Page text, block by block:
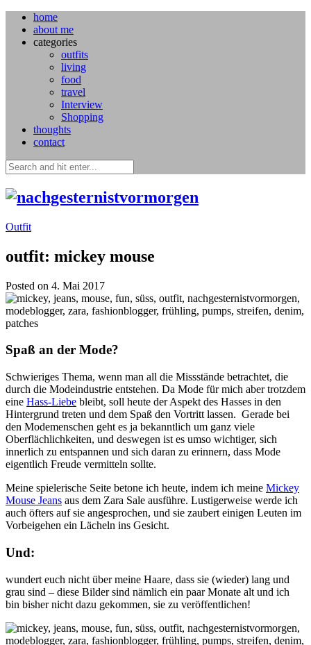
home
about me
categories
outfits
living
food
travel
Interview
Shopping
thoughts
contact
Outfit
outfit: mickey mouse
Posted on 4. Mai 2017
Spaß an der Mode?
Schwieriges Thema, wenn man all die Missstände betrachtet, die
durch die Modeindustrie entstehen. Da Mode für mich aber trotzdem
eine Hass-Liebe bleibt, soll heute der Aspekt des Hasses in den
Hintergrund treten und dem Spaß den Vortritt lassen. Gerade bei
den Modemenschen geht es ja bekanntlich um ganz viele
Oberflächlichkeiten, und deswegen ist es umso wichtiger, sich
innerlich zu entspannen und sich daran zu erinnern, dass Mode
eigentlich Freude vermitteln sollte.
Meine spielerische Seite betone ich heute, indem ich meine Mickey
Mouse Jeans aus dem Zara Sale ausführe. Lustigerweise werde ich
auch öfters auf sie angesprochen, und sie zaubert einigen Leuten im
Vorbeigehen ein Lächeln ins Gesicht.
Und:
wundert euch nicht über meine Haare, dass sie (wieder) lang und
grau sind – diese Bilder sind nämlich ein paar Monate alt und ich
bin bisher nicht dazu gekommen, sie zu veröffentlichen!